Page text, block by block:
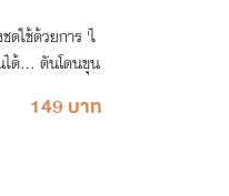
ใช้ด้วยการ 'ไ
ได้... ดันโดนขุน
149 บาท